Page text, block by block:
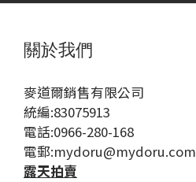
關於我們
麥道爾銷售有限公司
統編:83075913
電話:0966-280-168
電郵:mydoru@mydoru.com
露天拍賣